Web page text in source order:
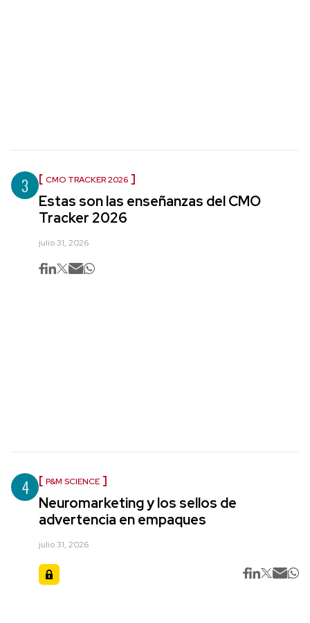
3 CMO TRACKER 2026
Estas son las enseñanzas del CMO
Tracker 2026
julio 31, 2026
4 P&M SCIENCE
Neuromarketing y los sellos de
advertencia en empaques
julio 31, 2026